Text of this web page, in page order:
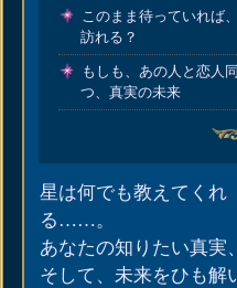
このまま待っていれば
訪れる？
もしも、あの人と恋
つ、真実の未来
星は何でも教えてくれ
る……。
あなたの知りたい真実、
そして、未来をひも解